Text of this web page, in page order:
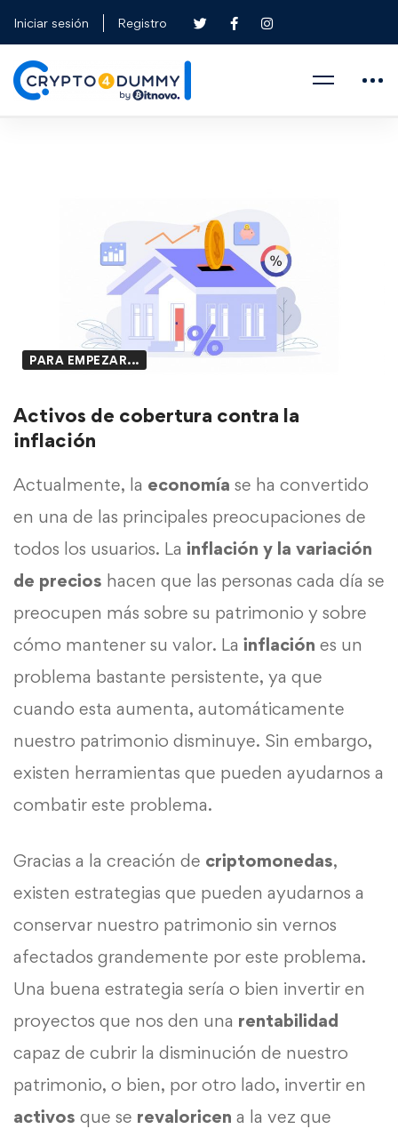
Iniciar sesión Registro
PARA EMPEZAR...
Activos de cobertura contra la
inflación
Actualmente, la economía se ha convertido
en una de las principales preocupaciones de
todos los usuarios. La inflación y la variación
de precios hacen que las personas cada día se
preocupen más sobre su patrimonio y sobre
cómo mantener su valor. La inflación es un
problema bastante persistente, ya que
cuando esta aumenta, automáticamente
nuestro patrimonio disminuye. Sin embargo,
existen herramientas que pueden ayudarnos a
combatir este problema.
Gracias a la creación de criptomonedas,
existen estrategias que pueden ayudarnos a
conservar nuestro patrimonio sin vernos
afectados grandemente por este problema.
Una buena estrategia sería o bien invertir en
proyectos que nos den una rentabilidad
capaz de cubrir la disminución de nuestro
patrimonio, o bien, por otro lado, invertir en
activos que se revaloricen a la vez que